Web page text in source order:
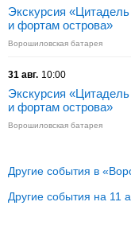
Экскурсия
и фортам острова»
Ворошиловская батарея
31 авг. 10:00
Экскурсия
и фортам острова»
Ворошиловская батарея
Другие события в
Другие события на 11